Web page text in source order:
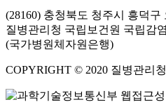
(28160) 충청북도 청주시 흥덕구
질병관리청 국립보건원 국립감
(국가병원체자원은행)
COPYRIGHT © 2020 질병관리